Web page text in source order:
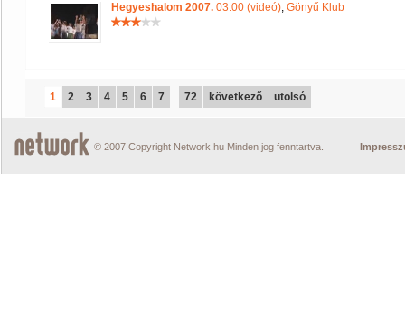
Hegyeshalom 2007. 03:00 (videó), Gönyű Klub
1 2 3 4 5 6 7 ... 72 következő utolsó
© 2007 Copyright Network.hu Minden jog fenntartva.